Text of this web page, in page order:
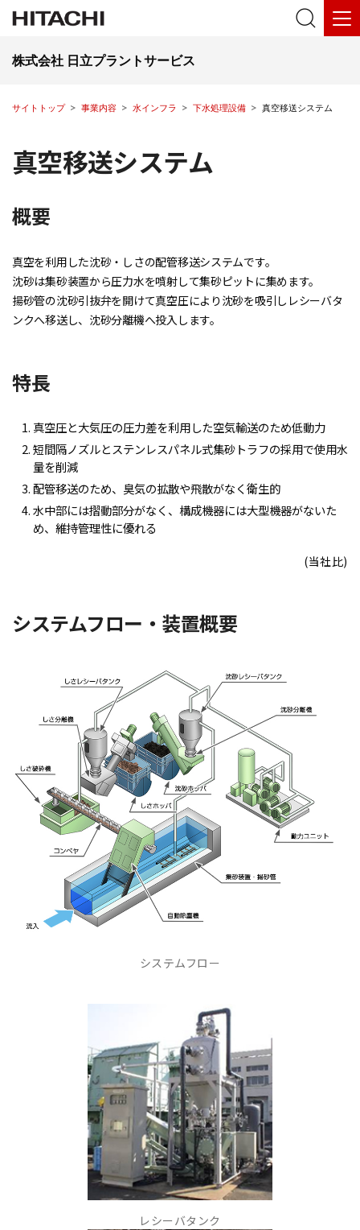
株式会社 日立プラントサービス
サイトトップ 事業内容 水インフラ 下水処理設備 真空移送システム
真空移送システム
概要
真空を利用した沈砂・しさの配管移送システムです。
沈砂は集砂装置から圧力水を噴射して集砂ピットに集めます。
揚砂管の沈砂引抜弁を開けて真空圧により沈砂を吸引しレシーバタ
ンクへ移送し、沈砂分離機へ投入します。
特長
真空圧と大気圧の圧力差を利用した空気輸送のため低動力
短間隔ノズルとステンレスパネル式集砂トラフの採用で使用水
量を削減
配管移送のため、臭気の拡散や飛散がなく衛生的
水中部には摺動部分がなく、構成機器には大型機器がないた
め、維持管理性に優れる
(当社比)
システムフロー・装置概要
システムフロー
レシーバタンク